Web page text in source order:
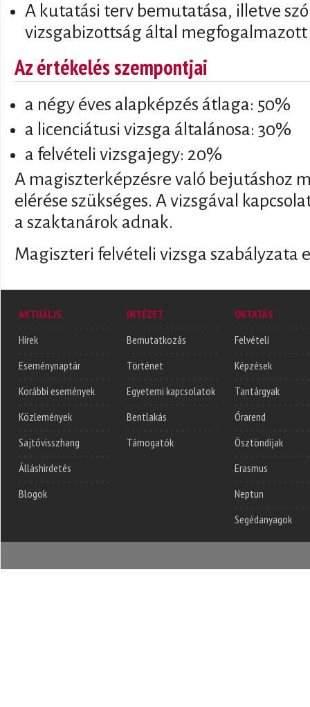
A kutatási terv bemutatása, illetve
vizsgabizottság által megfogalmazott
Az értékelés szempontjai
a négy éves alapképzés átlaga: 50%
a licenciátusi vizsga általánosa: 30%
a felvételi vizsgajegy: 20%
A magiszterképzésre való bejutáshoz
elérése szükséges. A vizsgával
a szaktanárok adnak.
Magiszteri felvételi vizsga szabályzata
AKTUÁLIS
Hírek
Eseménynaptár
Korábbi események
Közlemények
Sajtóvisszhang
Álláshirdetés
Blogok
INTÉZET
Bemutatkozás
Történet
Egyetemi kapcsolatok
Bentlakás
Támogatók
OKTATÁS
Felvételi
Képzések
Tantárgyak
Órarend
Ösztöndíjak
Erasmus
Neptun
Segédanyagok